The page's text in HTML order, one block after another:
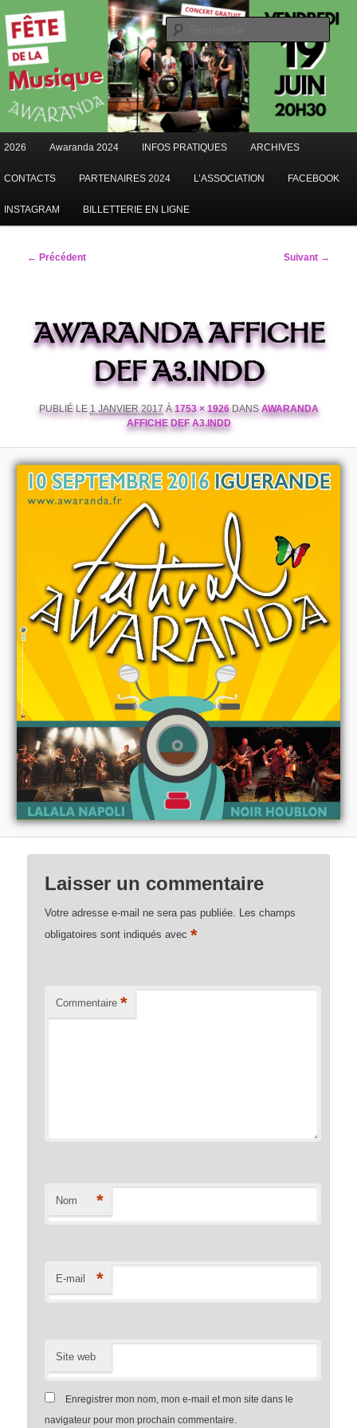
au
contenu
principalAWARANDA
2026 Awaranda 2024 INFOS PRATIQUES ARCHIVES
CONTACTS PARTENAIRES 2024 L’ASSOCIATION FACEBOOK
INSTAGRAM BILLETTERIE EN LIGNE
Navigation
← Précédent Suivant →
AWARANDA AFFICHE
DEF A3.INDD
PUBLIÉ LE 1 JANVIER 2017 À1753 × 1926DANSAWARANDA
AFFICHE DEF A3.INDD
Laisser un commentaire
Votre adresse e-mail ne sera pas publiée. Les champs
obligatoires sont indiqués avec*
Commentaire *
Nom *
E-mail *
Site web
Enregistrer mon nom, mon e-mail et mon site dans le
navigateur pour mon prochain commentaire.